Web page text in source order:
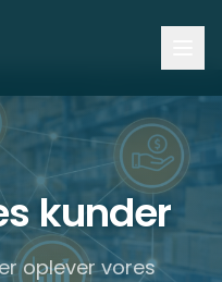
kunder
oplever vores